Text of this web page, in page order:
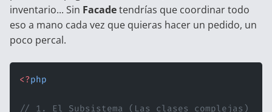
inventario... Sin Facadetendrías que coordinar todo
eso a mano cada vez que quieras hacer un pedido, un
poco percal.
<?php
// 1. El Subsistema (Las clases complejas)